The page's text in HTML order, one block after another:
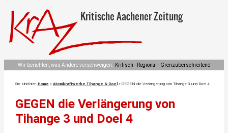
Kritische Aachener Zeitung
Wir berichten, was Andere verschweigen: Kritisch · Regional · Grenzüberschreitend
Sie sind hier: Home » Atomkraftwerke Tihange & Doel» GEGEN die Verlängerung von Tihange 3 und Doel 4
GEGEN die Verlängerung von
Tihange 3 und Doel 4